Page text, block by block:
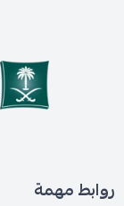
روابط مهمة